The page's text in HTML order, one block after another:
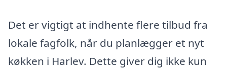
Det er vigtigt at indhente flere tilbud fra
lokale fagfolk, når du planlægger et nyt
køkken i Harlev. Dette giver dig ikke kun